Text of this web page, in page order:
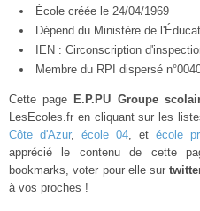
École créée le 24/04/1969
Dépend du Ministère de
IEN : Circonscription
Membre du RPI dispersé
Cette page E.P.PU Groupe
LesEcoles.fr en cliquant sur les
Côte d'Azur, école 04, et école
apprécié le contenu de cette
bookmarks, voter pour elle sur
à vos proches !